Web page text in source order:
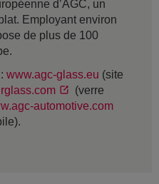
d’AGC, un
Employant environ
de plus de 100
www.agc-glass.eu (site
(verre
automotive.com